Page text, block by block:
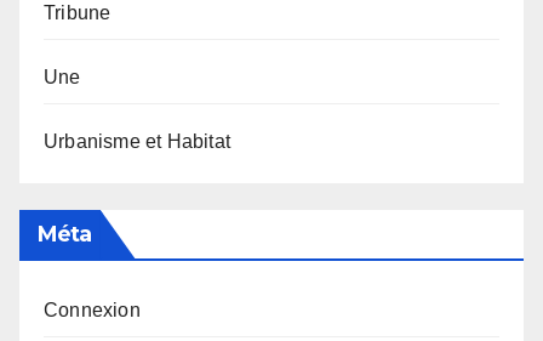
Tribune
Une
Urbanisme et Habitat
Méta
Connexion